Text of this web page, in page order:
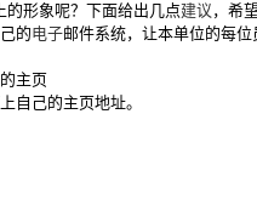
的形象呢？下面给出几点建议 ，希
的电子邮件系统，让本单位的每
主页
自己的主页地址。